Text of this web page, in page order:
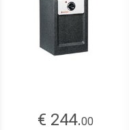
€ 244.00